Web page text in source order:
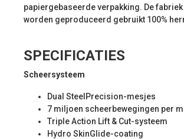
papiergebaseerde verpakking. De
worden geproduceerd gebruikt 100%
SPECIFICATIES
Scheersysteem
Dual SteelPrecision-mesjes
7 miljoen scheerbewegingen per
Triple Action Lift & Cut-systeem
Hydro SkinGlide-coating